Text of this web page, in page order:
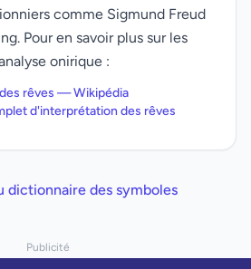
comme Sigmund Freud
Pour en savoir plus sur les
onirique :
rêves — Wikipédia
d'interprétation des rêves
dictionnaire des symboles
Publicité